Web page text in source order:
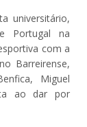
universitário,
Portugal na
com a
Barreirense,
Miguel
ao dar por